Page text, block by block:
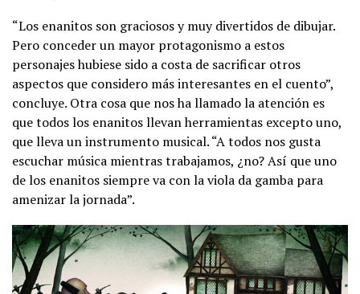
“Los enanitos son graciosos y muy divertidos de dibujar.
Pero conceder un mayor protagonismo a estos
personajes hubiese sido a costa de sacrificar otros
aspectos que considero más interesantes en el cuento”,
concluye. Otra cosa que nos ha llamado la atención es
que todos los enanitos llevan herramientas excepto uno,
que lleva un instrumento musical. “A todos nos gusta
escuchar música mientras trabajamos, ¿no? Así que uno
de los enanitos siempre va con la viola da gamba para
amenizar la jornada”.